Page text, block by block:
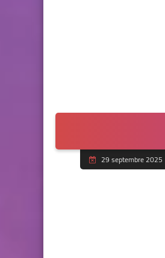
29 septembre 2025